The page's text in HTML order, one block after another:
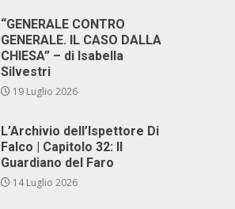
“GENERALE CONTRO
GENERALE. IL CASO DALLA
CHIESA” – di Isabella
Silvestri
19 Luglio 2026
L’Archivio dell’Ispettore Di
Falco | Capitolo 32: Il
Guardiano del Faro
14 Luglio 2026